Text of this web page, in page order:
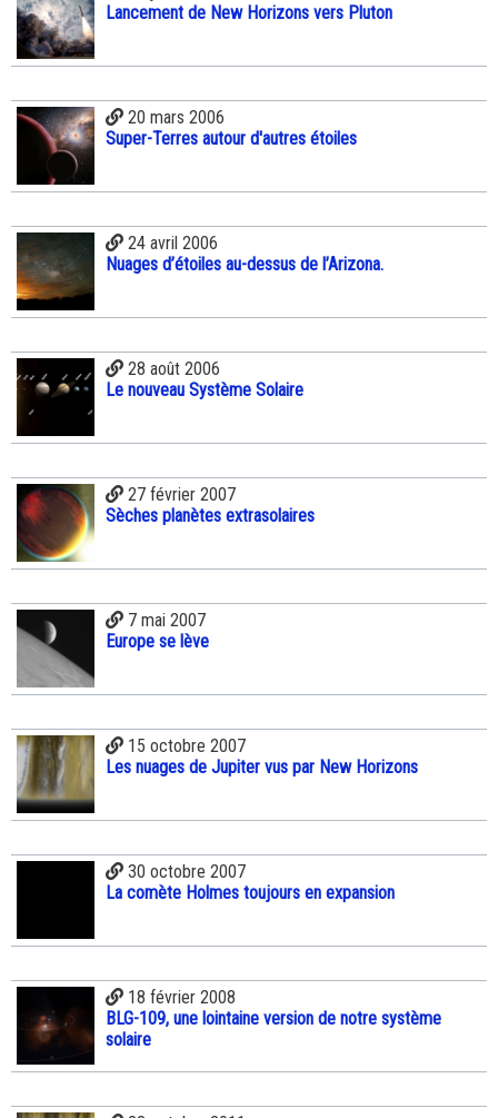
Lancement de New Horizons vers Pluton
20 mars 2006
Super-Terres autour d'autres étoiles
24 avril 2006
Nuages d’étoiles au-dessus de l’Arizona.
28 août 2006
Le nouveau Système Solaire
27 février 2007
Sèches planètes extrasolaires
7 mai 2007
Europe se lève
15 octobre 2007
Les nuages de Jupiter vus par New Horizons
30 octobre 2007
La comète Holmes toujours en expansion
18 février 2008
BLG-109, une lointaine version de notre système
solaire